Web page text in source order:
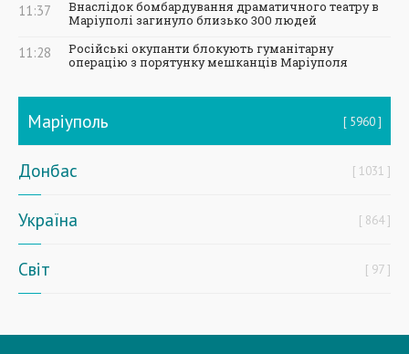
11:37
Внаслідок бомбардування драматичного театру в
Маріуполі загинуло близько 300 людей
11:28
Російські окупанти блокують гуманітарну
операцію з порятунку мешканців Маріуполя
Маріуполь 5960
Донбас 1031
Україна 864
Світ 97